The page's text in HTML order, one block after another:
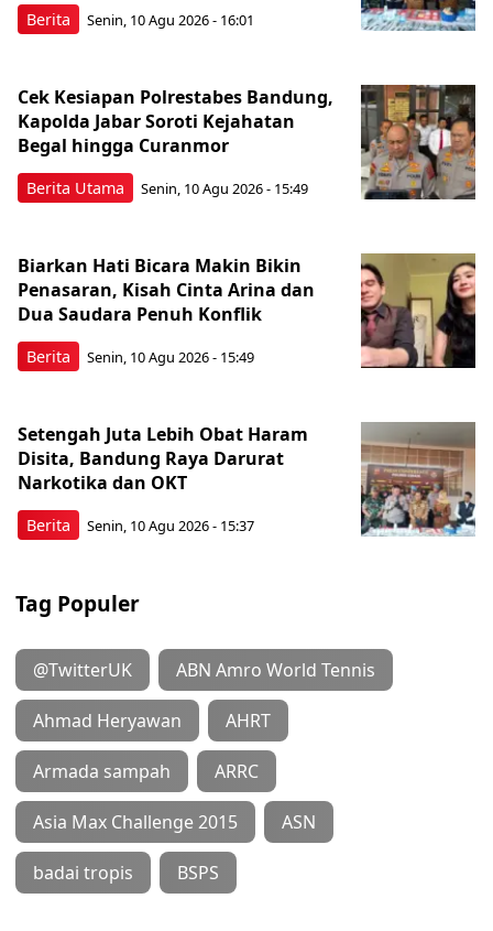
Berita Senin, 10 Agu 2026 - 16:01
Berita Utama
Cek Kesiapan Polrestabes Bandung,
Kapolda Jabar Soroti Kejahatan
Begal hingga Curanmor
Senin, 10 Agu 2026 - 15:49
Berita
Biarkan Hati Bicara Makin Bikin
Penasaran, Kisah Cinta Arina dan
Dua Saudara Penuh Konflik
Senin, 10 Agu 2026 - 15:49
Berita
Setengah Juta Lebih Obat Haram
Disita, Bandung Raya Darurat
Narkotika dan OKT
Senin, 10 Agu 2026 - 15:37
Tag Populer
@TwitterUK ABN Amro World Tennis
Ahmad Heryawan AHRT
Armada sampah ARRC
Asia Max Challenge 2015 ASN
badai tropis BSPS